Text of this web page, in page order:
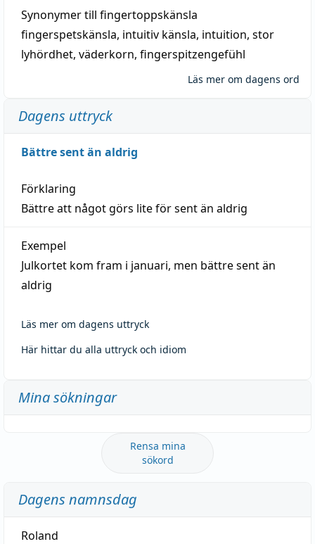
Synonymer till fingertoppskänsla
fingerspetskänsla, intuitiv känsla, intuition, stor
lyhördhet, väderkorn, fingerspitzengefühl
Läs mer om dagens ord
Dagens uttryck
Bättre sent än aldrig
Förklaring
Bättre att något görs lite för sent än aldrig
Exempel
Julkortet kom fram i januari, men bättre sent än
aldrig
Läs mer om dagens uttryck
Här hittar du alla uttryck och idiom
Mina sökningar
Rensa mina
sökord
Dagens namnsdag
Roland